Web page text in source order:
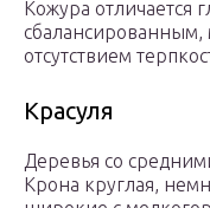
Кожура отличается
отсутствием
Красуля
Деревья со
Крона круглая,